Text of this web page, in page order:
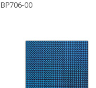
BP706-00